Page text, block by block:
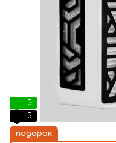
5
5
подарок